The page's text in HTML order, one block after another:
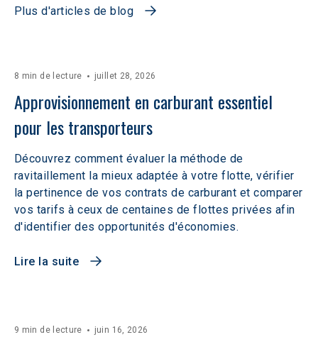
Plus d'articles de blog
8 min de lecture juillet 28, 2026
Approvisionnement en carburant essentiel
pour les transporteurs
Découvrez comment évaluer la méthode de
ravitaillement la mieux adaptée à votre flotte, vérifier
la pertinence de vos contrats de carburant et comparer
vos tarifs à ceux de centaines de flottes privées afin
d'identifier des opportunités d'économies.
Lire la suite
9 min de lecture juin 16, 2026